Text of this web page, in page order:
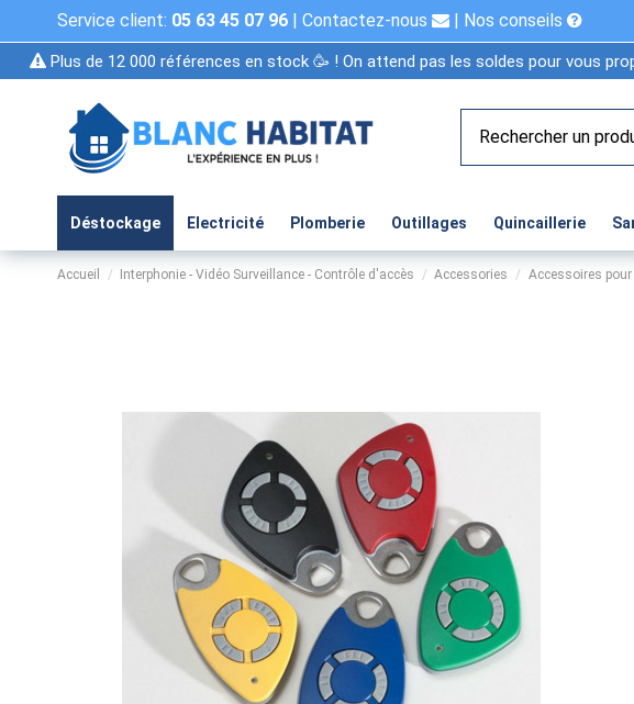
Service client: 05 63 45 07 96 | Contactez-nous | Nos conseils
Plus de 12 000 références en stock 🥳 ! On attend pas les soldes pour vous
Déstockage Electricité Plomberie Outillages Quincaillerie
Accueil Interphonie - Vidéo Surveillance - Contrôle d'accès Accessories Accessoires